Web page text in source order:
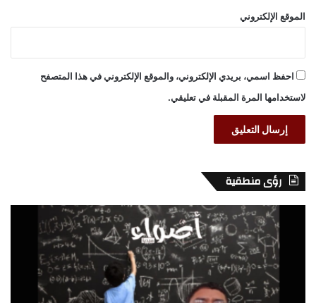
الموقع الإلكتروني
احفظ اسمي، بريدي الإلكتروني، والموقع الإلكتروني في هذا المتصفح
لاستخدامها المرة المقبلة في تعليقي.
رؤى منطقية